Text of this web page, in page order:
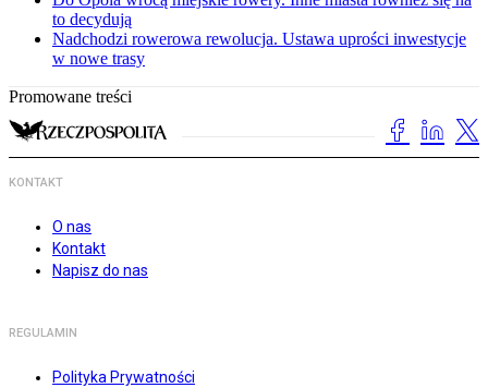
to decydują
Nadchodzi rowerowa rewolucja. Ustawa uprości inwestycje
w nowe trasy
Promowane treści
KONTAKT
O nas
Kontakt
Napisz do nas
REGULAMIN
Polityka Prywatności